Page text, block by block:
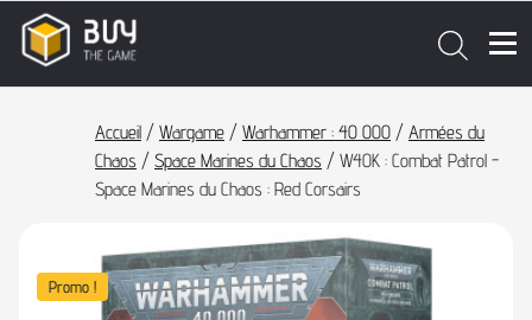
Accueil / Wargame / Warhammer : 40 000 / Armées du
Chaos / Space Marines du Chaos / W40K : Combat Patrol -
Space Marines du Chaos : Red Corsairs
Promo !